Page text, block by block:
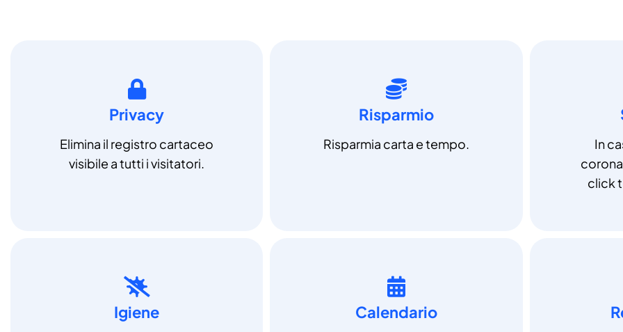
Privacy
Elimina il registro cartaceo
visibile a tutti i visitatori.
Risparmio
Risparmia carta e tempo.
In
click
Igiene Calendario